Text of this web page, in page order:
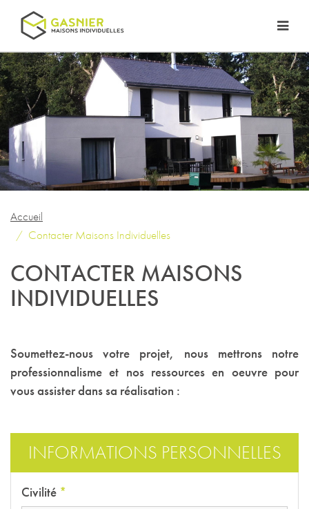
Accueil
Contacter Maisons Individuelles
CONTACTER MAISONS
INDIVIDUELLES
Soumettez-nous votre projet, nous mettrons notre
professionnalisme et nos ressources en oeuvre pour
vous assister dans sa réalisation :
INFORMATIONS PERSONNELLES
Civilité *